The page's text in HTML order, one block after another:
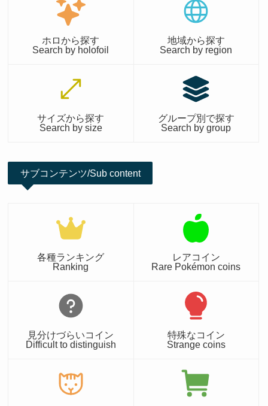
ホロから探す
Search by holofoil
地域から探す
Search by region
サイズから探す
Search by size
グループ別で探す
Search by group
サブコンテンツ/Sub content
各種ランキング
Ranking
レアコイン
Rare Pokémon coins
見分けづらいコイン
Difficult to distinguish
特殊なコイン
Strange coins